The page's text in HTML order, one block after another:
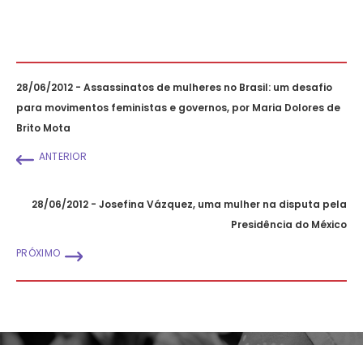
28/06/2012 - Assassinatos de mulheres no Brasil: um desafio
para movimentos feministas e governos, por Maria Dolores de
Brito Mota
ANTERIOR
28/06/2012 - Josefina Vázquez, uma mulher na disputa pela
Presidência do México
PRÓXIMO